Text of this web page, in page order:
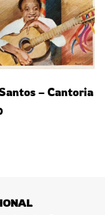
– Cantoria